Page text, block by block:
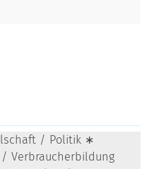
/ Politik ∗
Verbraucherbildung